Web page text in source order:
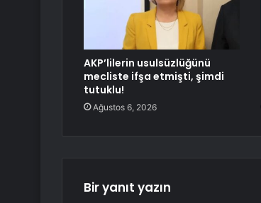
AKP’lilerin usulsüzlüğünü
mecliste ifşa etmişti, şimdi
tutuklu!
Ağustos 6, 2026
Bir yanıt yazın